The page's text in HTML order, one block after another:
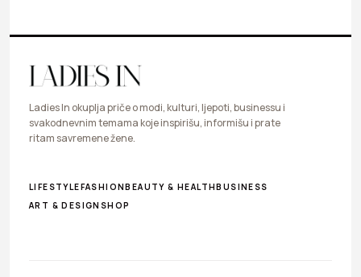
Ladies In okuplja priče o modi, kulturi, ljepoti, businessu i
svakodnevnim temama koje inspirišu, informišu i prate
ritam savremene žene.
LIFESTYLEFASHIONBEAUTY & HEALTHBUSINESS
ART & DESIGN SHOP